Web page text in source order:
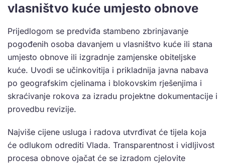
vlasništvo kuće umjesto obnove
Prijedlogom se predviđa stambeno zbrinjavanje
pogođenih osoba davanjem u vlasništvo kuće ili stana
umjesto obnove ili izgradnje zamjenske obiteljske
kuće. Uvodi se učinkovitija i prikladnija javna nabava
po geografskim cjelinama i blokovskim rješenjima i
skraćivanje rokova za izradu projektne dokumentacije i
provedbu revizije.
Najviše cijene usluga i radova utvrđivat će tijela koja
će odlukom odrediti Vlada. Transparentnost i vidljivost
procesa obnove ojačat će se izradom cjelovite